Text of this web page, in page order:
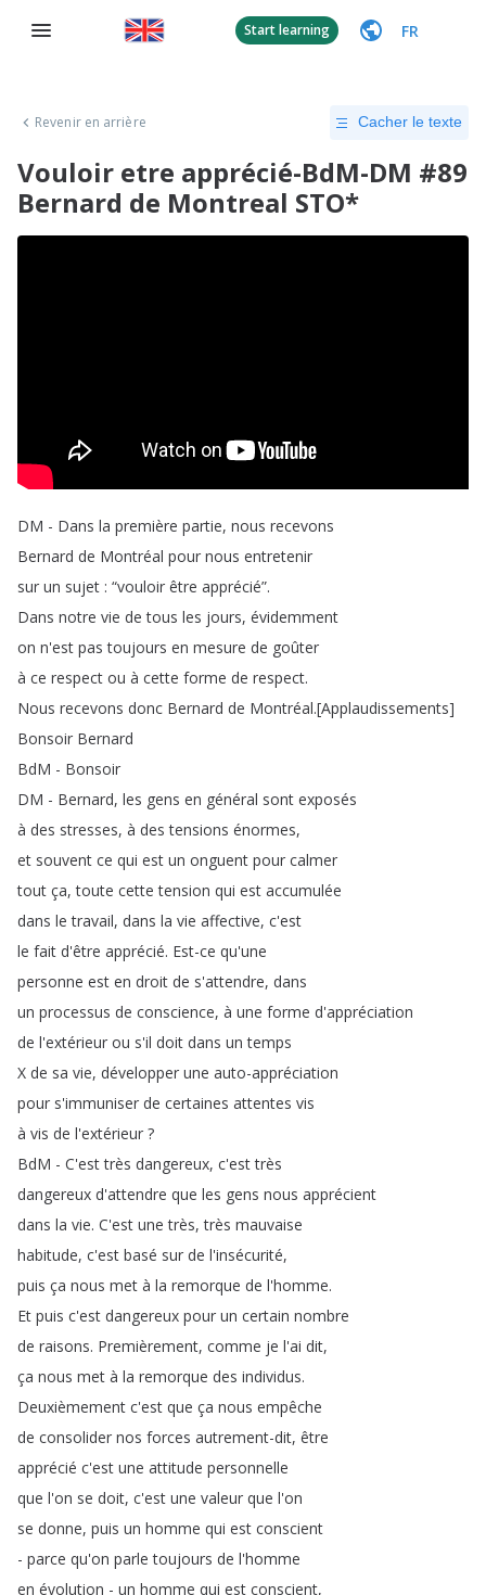
Start learning FR
Revenir en arrière Cacher le texte
Vouloir etre apprécié-BdM-DM #89
Bernard de Montreal STO*
DM - Dans la première partie, nous recevons
Bernard de Montréal pour nous entretenir
sur un sujet : “vouloir être apprécié”.
Dans notre vie de tous les jours, évidemment
on n'est pas toujours en mesure de goûter
à ce respect ou à cette forme de respect.
Nous recevons donc Bernard de Montréal.[Applaudissements]
Bonsoir Bernard
BdM - Bonsoir
DM - Bernard, les gens en général sont exposés
à des stresses, à des tensions énormes,
et souvent ce qui est un onguent pour calmer
tout ça,toute cette tension qui est accumulée
dans le travail, dans la vie affective, c'est
le fait d'être apprécié. Est-ce qu'une
personne est en droit de s'attendre, dans
un processus de conscience, à une forme d'appréciation
de l'extérieur ou s'il doit dans un temps
X de sa vie, développer une auto-appréciation
pour s'immuniser de certaines attentes vis
à vis de l'extérieur ?
BdM - C'est très dangereux, c'est très
dangereux d'attendre que les gens nous apprécient
dans la vie. C'est une très,très mauvaise
habitude, c'est basé sur de l'insécurité,
puis ça nous met à la remorque de l'homme.
Et puis c'est dangereux pour un certain nombre
de raisons. Premièrement, comme je l'ai dit,
ça nous met à la remorque des individus.
Deuxièmement c'est que ça nous empêche
de consolider nos forces autrement-dit, être
apprécié c'est une attitude personnelle
que l'on se doit, c'est une valeur que l'on
se donne, puis un homme qui est conscient
- parce qu'on parle toujours de l'homme
en évolution - un homme qui est conscient,